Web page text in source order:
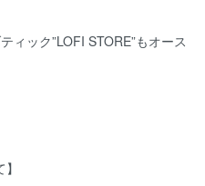
ィック”LOFI STORE”もオース